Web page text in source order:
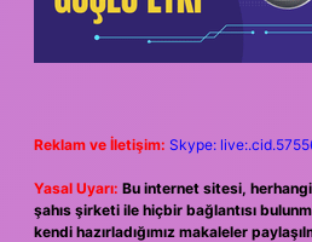
Reklam ve İletişim: Skype:
Yasal Uyarı: Bu internet sitesi,
şahıs şirketi ile hiçbir bağlantısı
kendi hazırladığımız makaleler